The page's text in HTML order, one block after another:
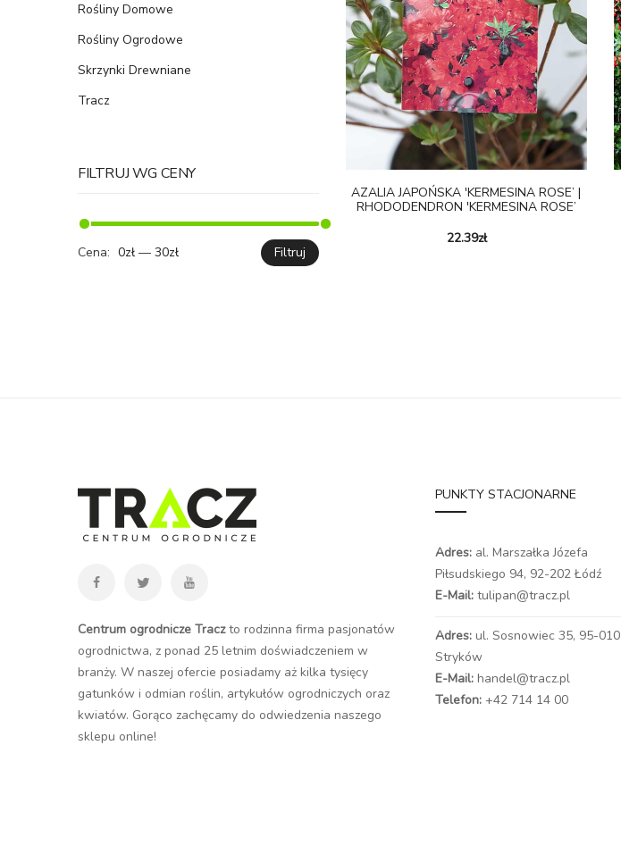
Rośliny Domowe
Rośliny Ogrodowe
Skrzynki Drewniane
Tracz
FILTRUJ WG CENY
Filtruj
Cena: 0zł — 30zł
AZALIA JAPOŃSKA 'KERMESINA ROSE’ |
RHODODENDRON 'KERMESINA ROSE’
22.39zł
Centrum ogrodnicze Traczto rodzinna firma pasjonatów
ogrodnictwa, z ponad 25 letnim doświadczeniem w
branży. W naszej ofercie posiadamy aż kilka tysięcy
gatunków i odmian roślin, artykułów ogrodniczych oraz
kwiatów. Gorąco zachęcamy do odwiedzenia naszego
sklepu online!
PUNKTY STACJONARNE
Adres: al. Marszałka Józefa
Piłsudskiego 94, 92-202 Łódź
E-Mail: tulipan@tracz.pl
Adres: ul. Sosnowiec 35, 95-010
Stryków
E-Mail: handel@tracz.pl
Telefon: +42 714 14 00